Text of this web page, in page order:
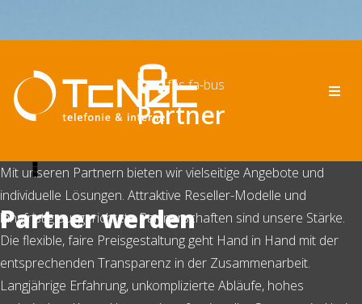
fas fa-bus
Partner
Partner werden
Mit unseren Partnern bieten wir vielseitige Angebote und
individuelle Lösungen. Attraktive Reseller-Modelle und
langfristig ausgerichtete Partnerschaften sind unsere Stärke.
Die flexible, faire Preisgestaltung geht Hand in Hand mit der
entsprechenden Transparenz in der Zusammenarbeit.
Langjährige Erfahrung, unkomplizierte Abläufe, hohes